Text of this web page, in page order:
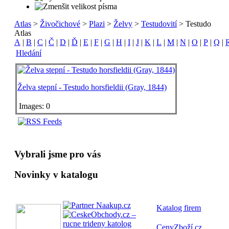
Atlas> Živočichové> Plazi > Želvy> Testudovití> Testudo
Atlas
A | B | C | Č | D | Ď | E | F| G | H | I| J| K | L | M| N | O | P| Q |
Hledání
Želva stepní - Testudo horsfieldii (Gray, 1844)
Images: 0
Vybrali jsme pro vás
Novinky v katalogu
Katalog firem
CenyZboží.cz